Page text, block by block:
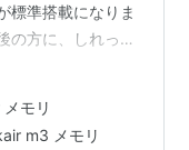
標準搭載になりま
の方に、しれっと
全くアプローチ
ています 知らな
Airを購入され
モリ
m3 メモリ